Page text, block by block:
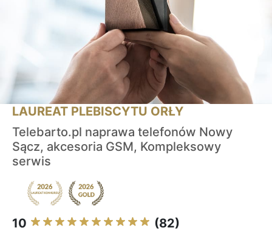
LAUREAT PLEBISCYTU ORŁY
Telebarto.pl naprawa telefonów Nowy
Sącz, akcesoria GSM, Kompleksowy
serwis
10 (82)